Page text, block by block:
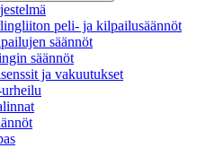
peli- ja kilpailusäännöt
säännöt
säännöt
ja vakuutukset